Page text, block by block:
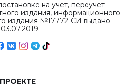
на учет, переучет
издания, информационного
издания №17772-СИ выдано
03.07.2019.